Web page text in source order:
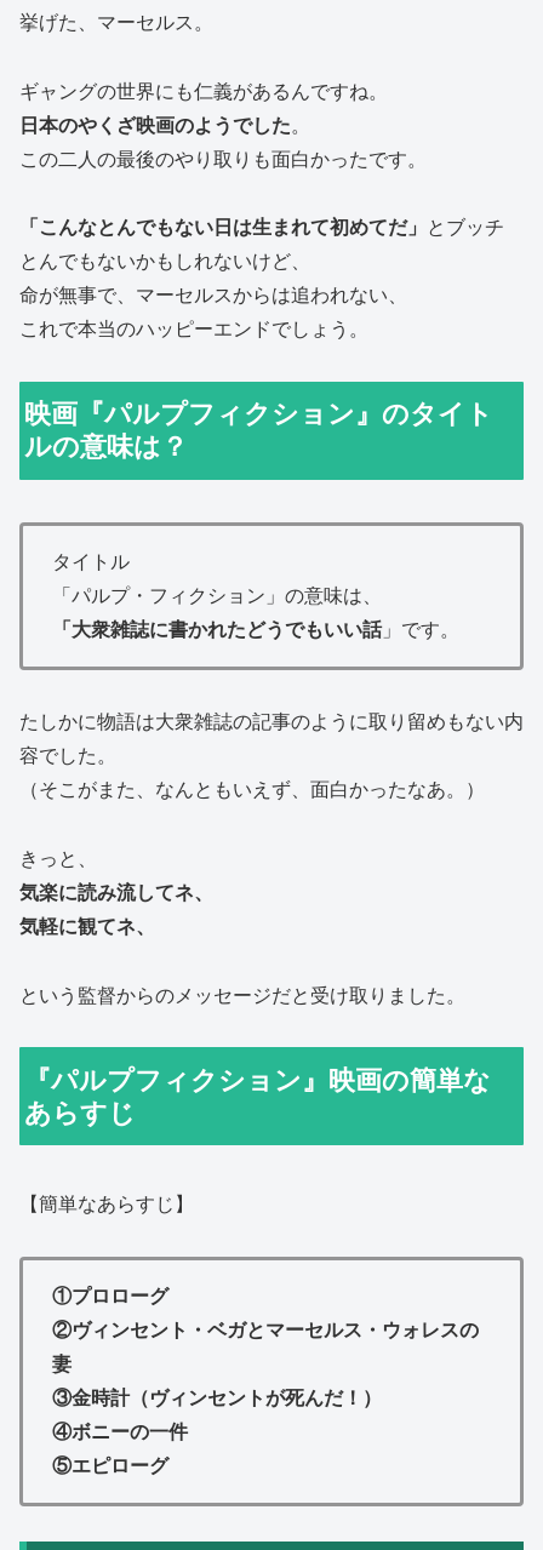
挙げた、マーセルス。
ギャングの世界にも仁義があるんですね。
日本のやくざ映画のようでした。
この二人の最後のやり取りも面白かったです。
「こんなとんでもない日は生まれて初めてだ」
とブッチ
とんでもないかもしれないけど、
命が無事で、マーセルスからは追われない、
これで本当のハッピーエンドでしょう。
映画『パルプフィクション』のタイト
ルの意味は？
タイトル
「パルプ・フィクション」の意味は、
「大衆雑誌に書かれたどうでもいい話」です。
たしかに物語は大衆雑誌の記事のように取り留めもない内
容でした。
（そこがまた、なんともいえず、面白かったなあ。）
きっと、
気楽に読み流してネ、
気軽に観てネ、
という監督からのメッセージだと受け取りました。
『パルプフィクション』映画の簡単な
あらすじ
【簡単なあらすじ】
①プロローグ
②ヴィンセント・ベガとマーセルス・ウォレスの
妻
③金時計（ヴィンセントが死んだ！）
④ボニーの一件
⑤エピローグ